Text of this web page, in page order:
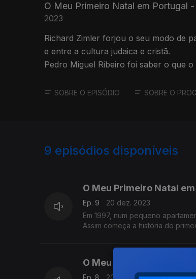
O Meu Primeiro Natal em Portugal
2023
Richard Zimler forjou o seu modo de
e entre a cultura judaica e cristã.
Pedro Miguel Ribeiro foi saber o que
SOBRE O EPISÓDIO SOBRE O
9 episódios disponíveis
O Meu Primeiro Natal
Ep. 9
20 dez. 2023
Em 1997, num pequeno
Assim começa a história do
O Meu Primeiro Natal